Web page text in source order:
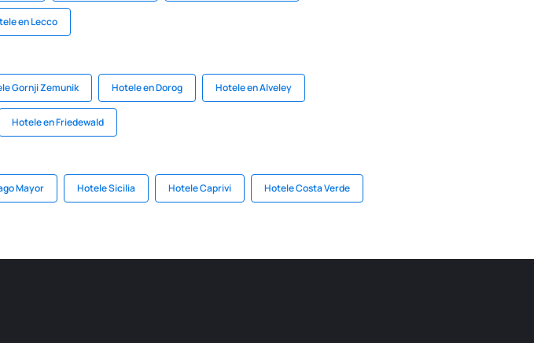
en Lecco
Gornji Zemunik Hotele en Dorog Hotele en Alveley
Hotele en Friedewald
Mayor Hotele Sicilia Hotele Caprivi Hotele Costa Verde